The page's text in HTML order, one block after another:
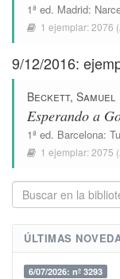
1ª ed. Madrid:
1 ejemplar:2076
9/12/2016:
Beckett, Samuel
Esperando a
1ª ed. Barcelona:
1 ejemplar:2075
ÚLTIMAS
6/07/2026: nº 3293